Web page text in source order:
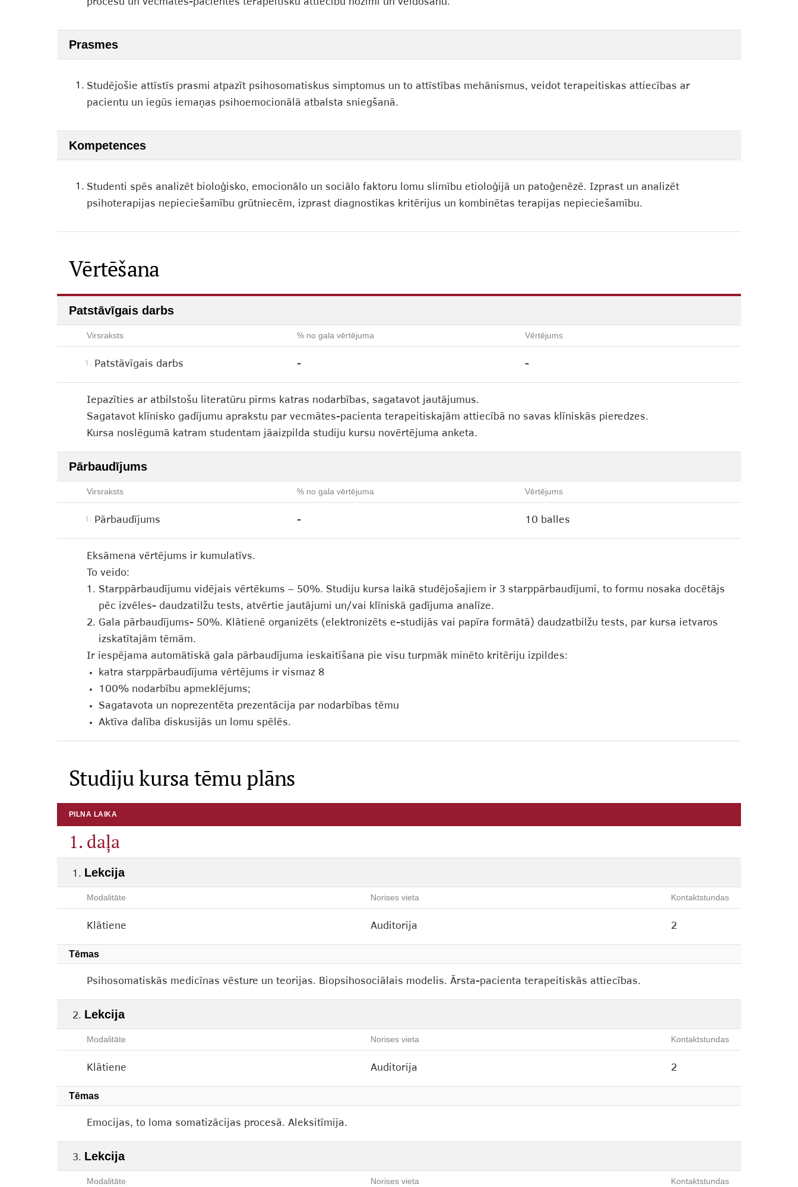
procesu un vecmātes-pacientes terapeitisku attiecību nozīmi un veidošanu.
Prasmes
1. Studējošie attīstīs prasmi atpazīt psihosomatiskus simptomus un to attīstības mehānismus, veidot terapeitiskas attiecības ar
pacientu un iegūs iemaņas psihoemocionālā atbalsta sniegšanā.
Kompetences
1. Studenti spēs analizēt bioloģisko, emocionālo un sociālo faktoru lomu slimību etioloģijā un patoģenēzē. Izprast un analizēt
psihoterapijas nepieciešamību grūtniecēm, izprast diagnostikas kritērijus un kombinētas terapijas nepieciešamību.
Vērtēšana
Patstāvīgais darbs
Virsraksts % no gala vērtējuma Vērtējums
1. Patstāvīgais darbs - -
Iepazīties ar atbilstošu literatūru pirms katras nodarbības, sagatavot jautājumus.
Sagatavot klīnisko gadījumu aprakstu par vecmātes-pacienta terapeitiskajām attiecībā no savas klīniskās pieredzes.
Kursa noslēgumā katram studentam jāaizpilda studiju kursu novērtējuma anketa.
Pārbaudījums
Virsraksts % no gala vērtējuma Vērtējums
1. Pārbaudījums - 10 balles
Eksāmena vērtējums ir kumulatīvs.
To veido:
Starppārbaudījumu vidējais vērtēkums – 50%. Studiju kursa laikā studējošajiem ir 3 starppārbaudījumi, to formu nosaka docētājs
pēc izvēles- daudzatilžu tests, atvērtie jautājumi un/vai klīniskā gadījuma analīze.
Gala pārbaudījums- 50%. Klātienē organizēts (elektronizēts e-studijās vai papīra formātā) daudzatbilžu tests, par kursa ietvaros
izskatītajām tēmām.
Ir iespējama automātiskā gala pārbaudījuma ieskaitīšana pie visu turpmāk minēto kritēriju izpildes:
katra starppārbaudījuma vērtējums ir vismaz 8
100% nodarbību apmeklējums;
Sagatavota un noprezentēta prezentācija par nodarbības tēmu
Aktīva dalība diskusijās un lomu spēlēs.
Studiju kursa tēmu plāns
PILNA LAIKA
1. daļa
Lekcija
Modalitāte Norises vieta Kontaktstundas
Klātiene Auditorija 2
Tēmas
Psihosomatiskās medicīnas vēsture un teorijas. Biopsihosociālais modelis. Ārsta-pacienta terapeitiskās attiecības.
Lekcija
Modalitāte Norises vieta Kontaktstundas
Klātiene Auditorija 2
Tēmas
Emocijas, to loma somatizācijas procesā. Aleksitīmija.
Lekcija
Modalitāte Norises vieta Kontaktstundas